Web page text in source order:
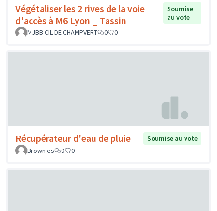
Végétaliser les 2 rives de la voie
d'accès à M6 Lyon _ Tassin
Soumise
au vote
MJBB CIL DE CHAMPVERT
0 0
Récupérateur d'eau de pluie
Soumise au vote
Brownies
0 0